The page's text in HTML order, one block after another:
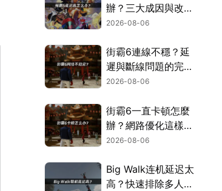
辦？三大成因與改善
對策！
2026-08-06
街霸6連線不穩？延
遲與斷線問題的完整
解決指南！
2026-08-06
街霸6一直卡頓怎麼
辦？網路優化這樣解
決！
2026-08-06
Big Walk连机延迟太
高？快速排除多人游